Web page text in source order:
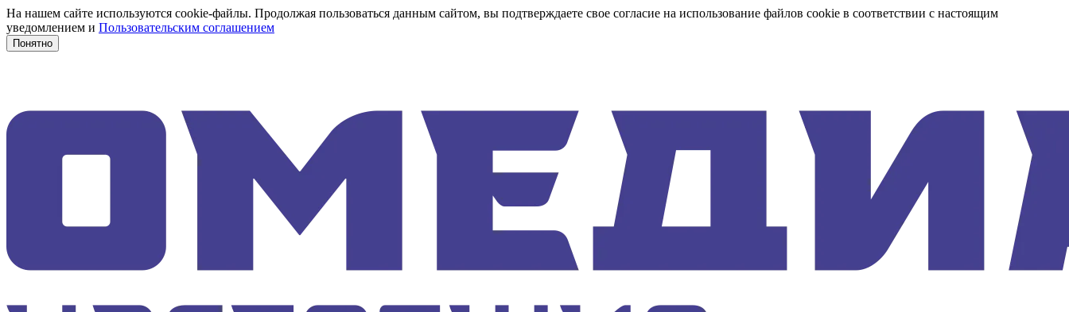
На нашем сайте используются cookie-файлы. Продолжая пользоваться данным сайтом, вы подтверждаете свое согласие на использование файлов cookie в соответствии с настоящим
уведомлением и Пользовательским соглашением
Понятно